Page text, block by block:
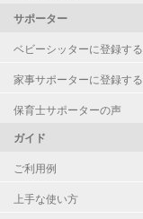
サポーター
ベビーシッターに登録する
家事サポーターに登録する
保育士サポーターの声
ガイド
ご利用例
上手な使い方